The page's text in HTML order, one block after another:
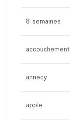
8 semaines
accouchement
annecy
apple